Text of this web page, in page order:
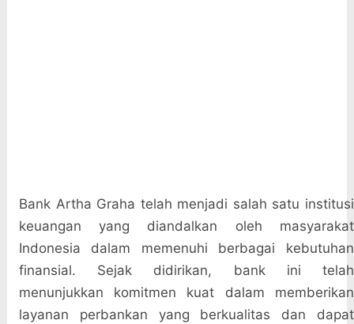
Bank Artha Graha telah menjadi salah satu institusi
keuangan yang diandalkan oleh masyarakat
Indonesia dalam memenuhi berbagai kebutuhan
finansial. Sejak didirikan, bank ini telah
menunjukkan komitmen kuat dalam memberikan
layanan perbankan yang berkualitas dan dapat